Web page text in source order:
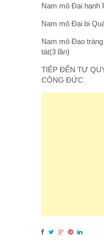
Nam mô Đại hạnh
Nam mô Đại bi
Nam mô Đạo
tát(3 lần)
TIẾP ĐẾN TỰ
CÔNG ĐỨC